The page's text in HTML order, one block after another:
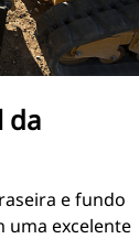
da
e fundo
uma excelente